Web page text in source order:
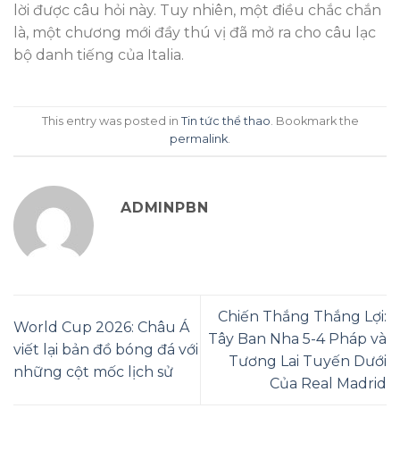
lời được câu hỏi này. Tuy nhiên, một điều chắc chắn
là, một chương mới đầy thú vị đã mở ra cho câu lạc
bộ danh tiếng của Italia.
This entry was posted in Tin tức thể thao. Bookmark the
permalink.
ADMINPBN
World Cup 2026: Châu Á
viết lại bản đồ bóng đá với
những cột mốc lịch sử
Chiến Thắng Thắng Lợi:
Tây Ban Nha 5-4 Pháp và
Tương Lai Tuyến Dưới
Của Real Madrid